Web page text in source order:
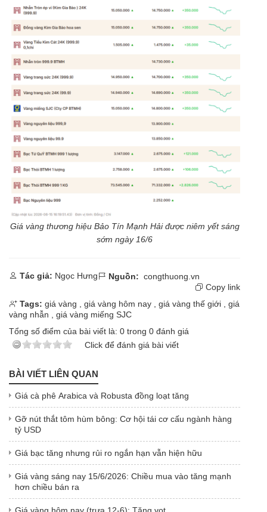
Giá vàng thương hiệu Bảo Tín Mạnh Hải được niêm yết sáng
sớm ngày 16/6
Tác giả: Ngọc Hưng Nguồn: congthuong.vn
Copy link
Tags: giá vàng , giá vàng hôm nay , giá vàng thế giới , giá
vàng nhẫn , giá vàng miếng SJC
Tổng số điểm của bài viết là: 0 trong 0 đánh giá
Click để đánh giá bài viết
BÀI VIẾT LIÊN QUAN
Giá cà phê Arabica và Robusta đồng loạt tăng
Gỡ nút thắt tôm hùm bông: Cơ hội tái cơ cấu ngành hàng
tỷ USD
Giá bạc tăng nhưng rủi ro ngắn hạn vẫn hiện hữu
Giá vàng sáng nay 15/6/2026: Chiều mua vào tăng mạnh
hơn chiều bán ra